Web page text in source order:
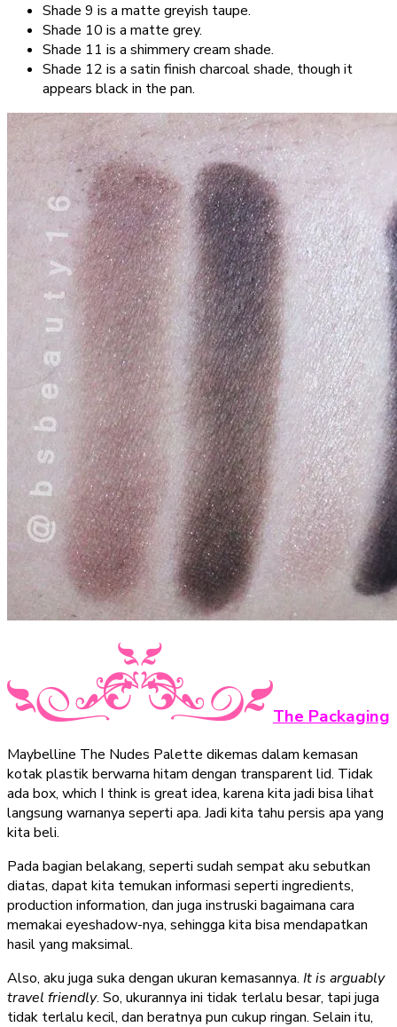
Shade 9 is a matte greyish taupe.
Shade 10 is a matte grey.
Shade 11 is a shimmery cream shade.
Shade 12 is a satin finish charcoal shade, though it
appears black in the pan.
The Packaging
Maybelline The Nudes Palette dikemas dalam kemasan
kotak plastik berwarna hitam dengan transparent lid. Tidak
ada box, which I think is great idea, karena kita jadi bisa lihat
langsung warnanya seperti apa. Jadi kita tahu persis apa yang
kita beli.
Pada bagian belakang, seperti sudah sempat aku sebutkan
diatas, dapat kita temukan informasi seperti ingredients,
production information, dan juga instruski bagaimana cara
memakai eyeshadow-nya, sehingga kita bisa mendapatkan
hasil yang maksimal.
Also, aku juga suka dengan ukuran kemasannya. It is arguably
travel friendly. So, ukurannya ini tidak terlalu besar, tapi juga
tidak terlalu kecil, dan beratnya pun cukup ringan. Selain itu,